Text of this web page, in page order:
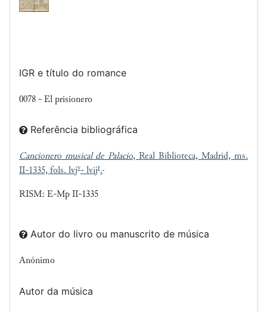
IGR e título do romance
0078 - El prisionero
Referência bibliográfica
Cancionero musical de Palacio, Real Biblioteca, Madrid, ms.
II-1335, fols. lvjv- lvijr.
RISM: E-Mp II-1335
Autor do livro ou manuscrito de música
Anónimo
Autor da música